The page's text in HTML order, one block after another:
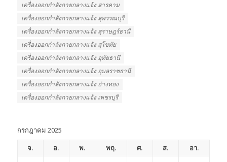
เครื่องออกกําลังกายกลางแจ้ง สารคาม
เครื่องออกกําลังกายกลางแจ้ง สุพรรณบุรี
เครื่องออกกําลังกายกลางแจ้ง สุราษฎร์ธานี
เครื่องออกกําลังกายกลางแจ้ง สุโขทัย
เครื่องออกกําลังกายกลางแจ้ง อุทัยธานี
เครื่องออกกําลังกายกลางแจ้ง อุบลราชธานี
เครื่องออกกําลังกายกลางแจ้ง อ่างทอง
เครื่องออกกําลังกายกลางแจ้ง เพชรบุรี
กรกฎาคม 2025
จ.
อ. พ. พฤ. ศ. ส.
อา.